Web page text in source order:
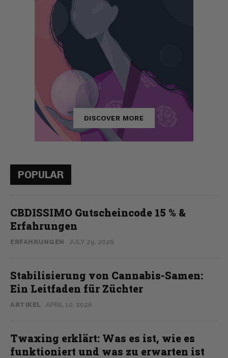
POPULAR
CBDISSIMO Gutscheincode 15 % &
Erfahrungen
ERFAHRUNGEN JULY 29, 2026
Stabilisierung von Cannabis-Samen:
Ein Leitfaden für Züchter
ARTIKEL APRIL 10, 2026
Twaxing erklärt: Was es ist, wie es
funktioniert und was zu erwarten ist